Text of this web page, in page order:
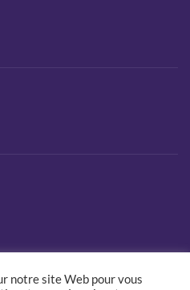
notre site Web pour vous